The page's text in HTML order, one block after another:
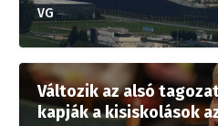
VG
Változik az alsó
kapják a kisiskolások